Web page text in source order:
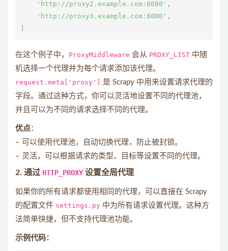
    'http://proxy2.example.com:8080',
    'http://proxy3.example.com:8080',
在这个例子中， ProxyMiddleware 会从 PROXY_LIST 中随
机选择一个代理并为每个请求添加该代理。
request.meta['proxy']
是 Scrapy 中用来设置请求代理的
字段。通过这种方式，你可以灵活地设置不同的代理池，
并且可以为不同的请求选择不同的代理。
优点：
– 可以使用代理池，自动切换代理，防止被封锁。
– 灵活，可以根据请求的类型、目标等设置不同的代理。
2. 通过 HTTP_PROXY设置全局代理
如果你的所有请求都使用相同的代理，可以直接在 Scrapy
的配置文件 settings.py 中为所有请求设置代理。这种方
法简单快捷，但不支持代理池功能。
示例代码：